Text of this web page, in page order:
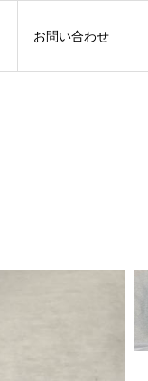
お問い合わせ